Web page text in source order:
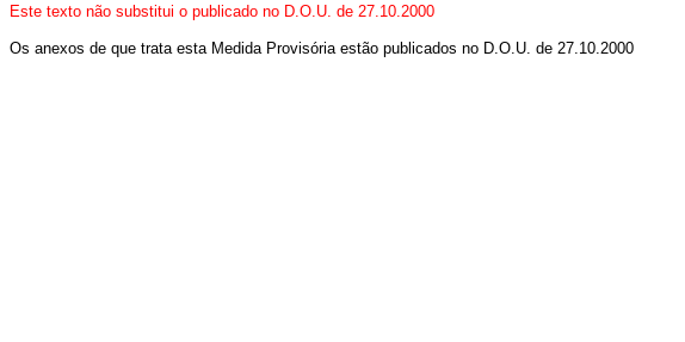
Este texto não substitui o publicado no D.O.U. de 27.10.2000
Os anexos de que trata esta Medida Provisória estão publicados no D.O.U. de 27.10.2000